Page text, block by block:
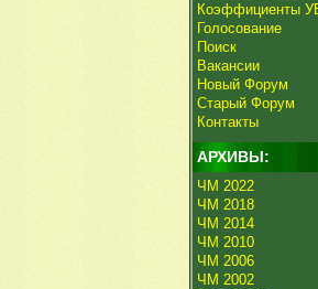
Коэффициенты
Голосование
Поиск
Вакансии
Новый Форум
Старый Форум
Контакты
АРХИВЫ:
ЧМ 2022
ЧМ 2018
ЧМ 2014
ЧМ 2010
ЧМ 2006
ЧМ 2002